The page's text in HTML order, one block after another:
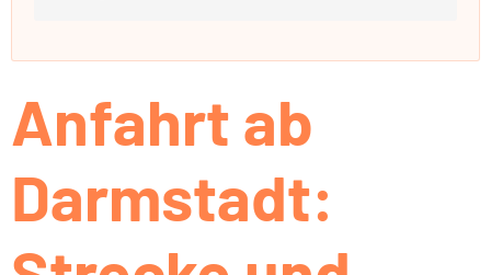
Anfahrt ab
Darmstadt: